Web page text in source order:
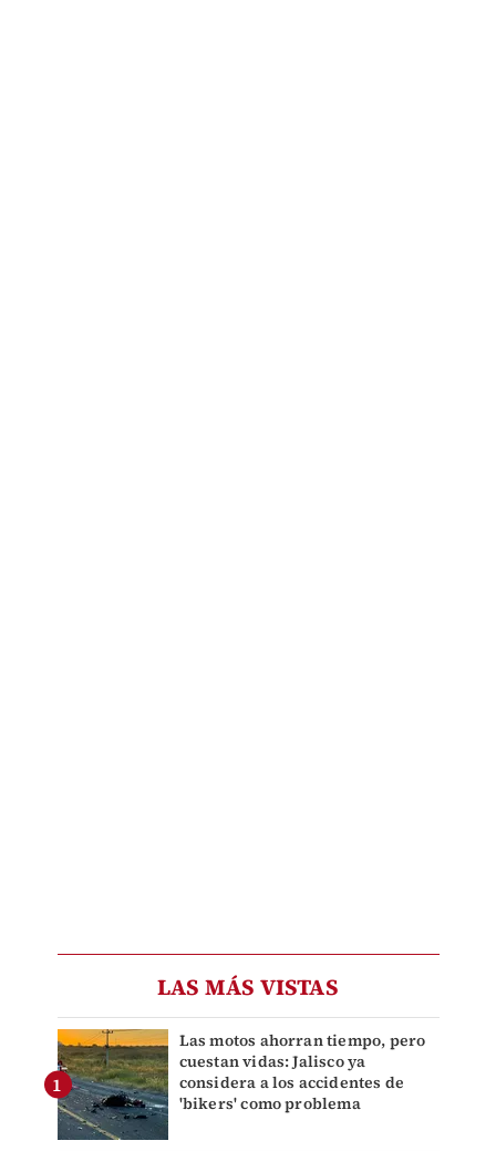
LAS MÁS VISTAS
Las motos ahorran tiempo, pero
cuestan vidas: Jalisco ya
considera a los accidentes de
'bikers' como problema